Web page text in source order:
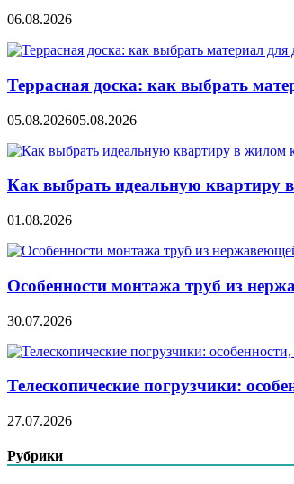
06.08.2026
Террасная доска: как выбрать
05.08.202605.08.2026
Как выбрать идеальную квартиру
01.08.2026
Особенности монтажа труб из
30.07.2026
Телескопические погрузчики:
27.07.2026
Рубрики